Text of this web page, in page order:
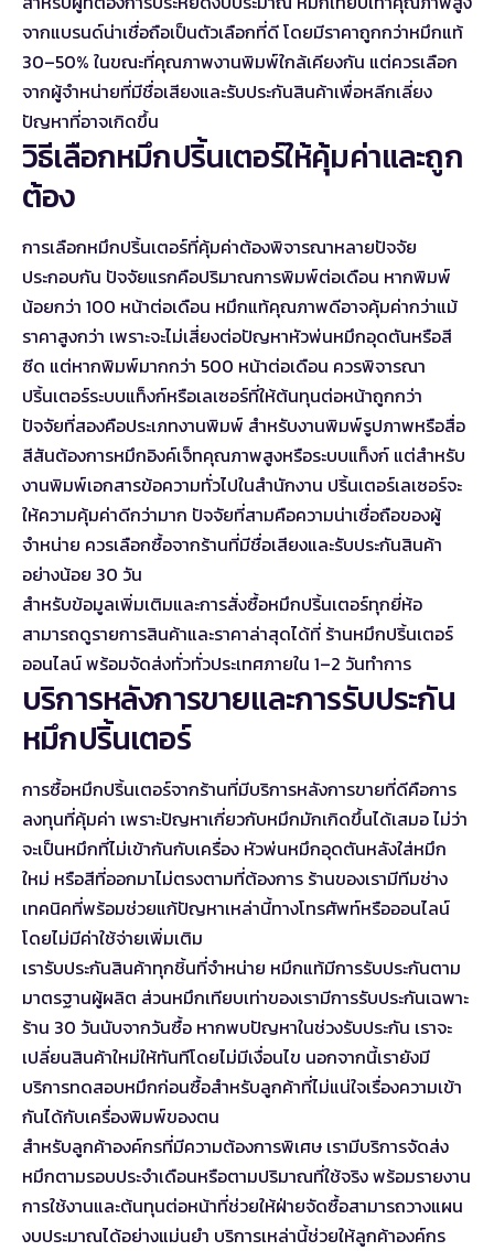
จากแบรนด์น่าเชื่อถือเป็นตัวเลือกที่ดี โดยมีราคาถูกกว่าหมึกแท้
30–50% ในขณะที่คุณภาพงานพิมพ์ใกล้เคียงกัน แต่ควรเลือก
จากผู้จำหน่ายที่มีชื่อเสียงและรับประกันสินค้าเพื่อหลีกเลี่ยง
ปัญหาที่อาจเกิดขึ้น
วิธีเลือกหมึกปริ้นเตอร์ให้คุ้มค่าและถูก
ต้อง
การเลือกหมึกปริ้นเตอร์ที่คุ้มค่าต้องพิจารณาหลายปัจจัย
ประกอบกัน ปัจจัยแรกคือปริมาณการพิมพ์ต่อเดือน หากพิมพ์
น้อยกว่า 100 หน้าต่อเดือน หมึกแท้คุณภาพดีอาจคุ้มค่ากว่าแม้
ราคาสูงกว่า เพราะจะไม่เสี่ยงต่อปัญหาหัวพ่นหมึกอุดตันหรือสี
ซีด แต่หากพิมพ์มากกว่า 500 หน้าต่อเดือน ควรพิจารณา
ปริ้นเตอร์ระบบแท็งก์หรือเลเซอร์ที่ให้ต้นทุนต่อหน้าถูกกว่า
ปัจจัยที่สองคือประเภทงานพิมพ์ สำหรับงานพิมพ์รูปภาพหรือสื่อ
สีสันต้องการหมึกอิงค์เจ็ทคุณภาพสูงหรือระบบแท็งก์ แต่สำหรับ
งานพิมพ์เอกสารข้อความทั่วไปในสำนักงาน ปริ้นเตอร์เลเซอร์จะ
ให้ความคุ้มค่าดีกว่ามาก ปัจจัยที่สามคือความน่าเชื่อถือของผู้
จำหน่าย ควรเลือกซื้อจากร้านที่มีชื่อเสียงและรับประกันสินค้า
อย่างน้อย 30 วัน
สำหรับข้อมูลเพิ่มเติมและการสั่งซื้อหมึกปริ้นเตอร์ทุกยี่ห้อ
สามารถดูรายการสินค้าและราคาล่าสุดได้ที่ ร้านหมึกปริ้นเตอร์
ออนไลน์พร้อมจัดส่งทั่วทั่วประเทศภายใน 1–2 วันทำการ
บริการหลังการขายและการรับประกัน
หมึกปริ้นเตอร์
การซื้อหมึกปริ้นเตอร์จากร้านที่มีบริการหลังการขายที่ดีคือการ
ลงทุนที่คุ้มค่า เพราะปัญหาเกี่ยวกับหมึกมักเกิดขึ้นได้เสมอ ไม่ว่า
จะเป็นหมึกที่ไม่เข้ากันกับเครื่อง หัวพ่นหมึกอุดตันหลังใส่หมึก
ใหม่ หรือสีที่ออกมาไม่ตรงตามที่ต้องการ ร้านของเรามีทีมช่าง
เทคนิคที่พร้อมช่วยแก้ปัญหาเหล่านี้ทางโทรศัพท์หรือออนไลน์
โดยไม่มีค่าใช้จ่ายเพิ่มเติม
เรารับประกันสินค้าทุกชิ้นที่จำหน่าย หมึกแท้มีการรับประกันตาม
มาตรฐานผู้ผลิต ส่วนหมึกเทียบเท่าของเรามีการรับประกันเฉพาะ
ร้าน 30 วันนับจากวันซื้อ หากพบปัญหาในช่วงรับประกัน เราจะ
เปลี่ยนสินค้าใหม่ให้ทันทีโดยไม่มีเงื่อนไข นอกจากนี้เรายังมี
บริการทดสอบหมึกก่อนซื้อสำหรับลูกค้าที่ไม่แน่ใจเรื่องความเข้า
กันได้กับเครื่องพิมพ์ของตน
สำหรับลูกค้าองค์กรที่มีความต้องการพิเศษ เรามีบริการจัดส่ง
หมึกตามรอบประจำเดือนหรือตามปริมาณที่ใช้จริง พร้อมรายงาน
การใช้งานและต้นทุนต่อหน้าที่ช่วยให้ฝ่ายจัดซื้อสามารถวางแผน
งบประมาณได้อย่างแม่นยำ บริการเหล่านี้ช่วยให้ลูกค้าองค์กร